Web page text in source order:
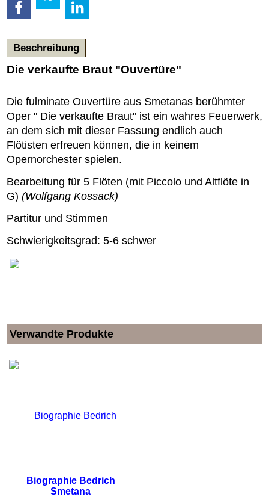
Beschreibung
Die verkaufte Braut "Ouvertüre"
Die fulminate Ouvertüre aus Smetanas berühmter
Oper " Die verkaufte Braut" ist ein wahres Feuerwerk,
an dem sich mit dieser Fassung endlich auch
Flötisten erfreuen können, die in keinem
Opernorchester spielen.
Bearbeitung für 5 Flöten (mit Piccolo und Altflöte in
G) (Wolfgang Kossack)
Partitur und Stimmen
Schwierigkeitsgrad: 5-6 schwer
Verwandte Produkte
Biographie Bedrich
Smetana